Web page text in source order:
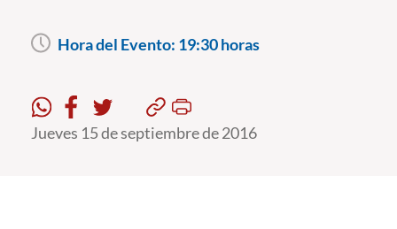
Admisión
Pregrado
Postgrado
Hora del Evento: 19:30 horas
Jueves 15 de septiembre de 2016